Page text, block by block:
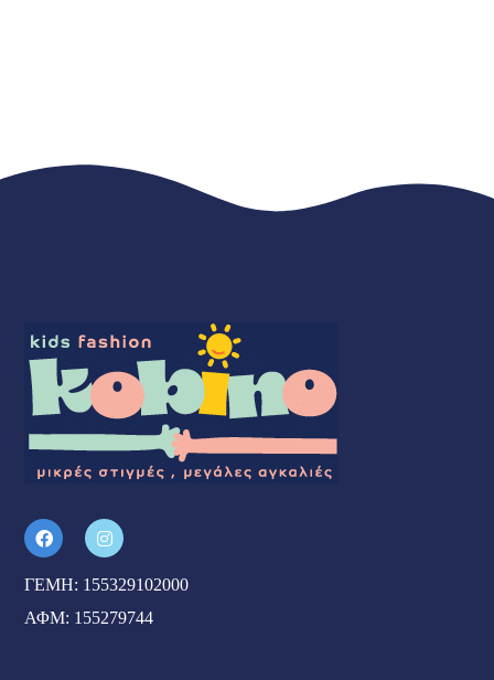
ΓΕΜΗ: 155329102000
ΑΦΜ: 155279744